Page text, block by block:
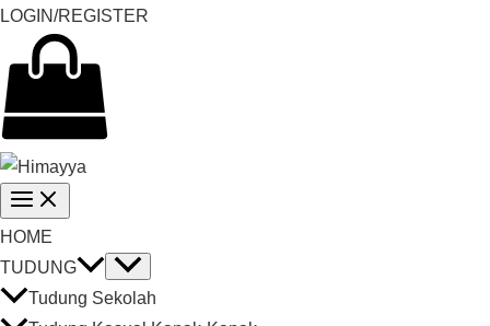
LOGIN/REGISTER
HOME
TUDUNG
Tudung Sekolah